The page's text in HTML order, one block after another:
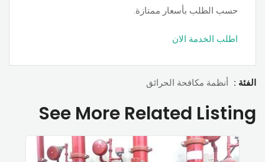
حسب الطلب بأسعار ممتازة.
اطلب الخدمة الان
الفئة : أنظمة مكافحة الحرائق
See More Related Listing